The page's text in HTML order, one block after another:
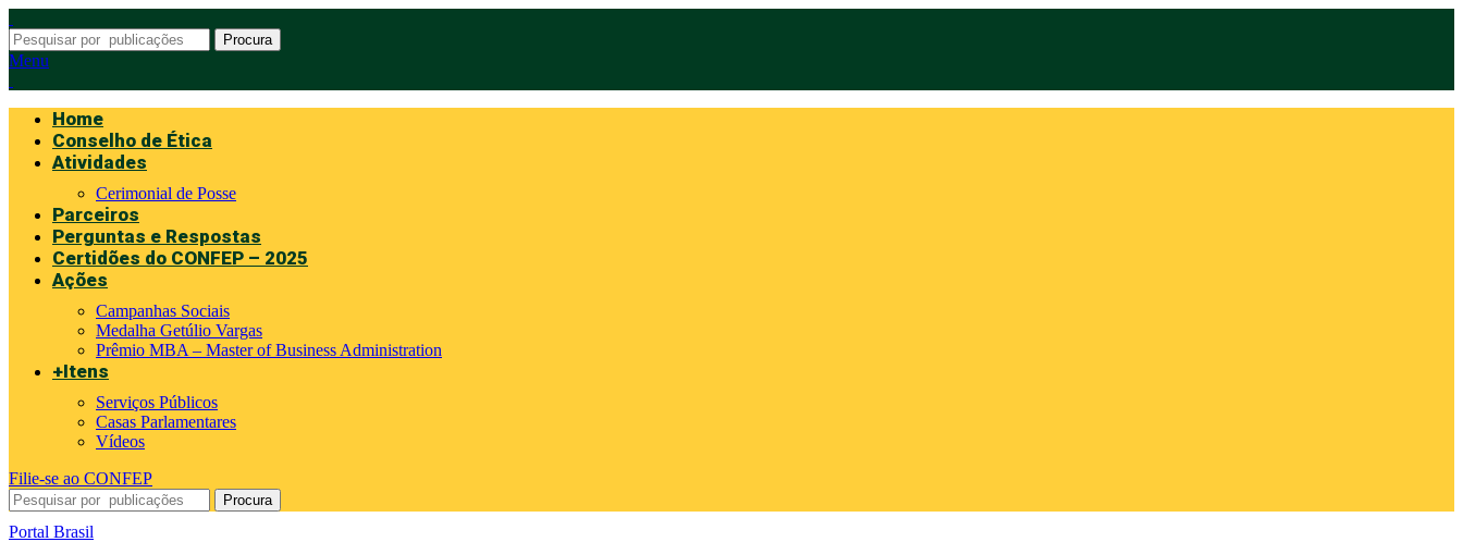
Procura
Menu
Home
Conselho de Ética
Atividades
Cerimonial de Posse
Parceiros
Perguntas e Respostas
Certidões do CONFEP – 2025
Ações
Campanhas Sociais
Medalha Getúlio Vargas
Prêmio MBA – Master of Business Administration
+Itens
Serviços Públicos
Casas Parlamentares
Vídeos
Filie-se ao CONFEP
Procura
Portal Brasil